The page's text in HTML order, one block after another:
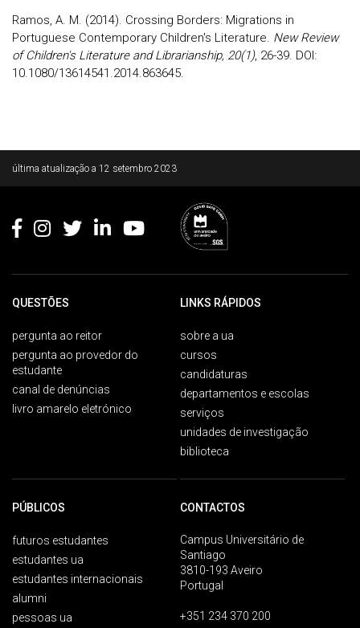
Ramos, A. M. (2014). Crossing Borders: Migrations in
Portuguese Contemporary Children's Literature. New Review
of Children's Literature and Librarianship, 20(1), 26-39. DOI:
10.1080/13614541.2014.863645.
última atualização a 12 setembro 2023
QUESTÕES
pergunta ao reitor
pergunta ao provedor do
estudante
canal de denúncias
livro amarelo eletrónico
LINKS RÁPIDOS
sobre a ua
cursos
candidaturas
departamentos e escolas
serviços
unidades de investigação
biblioteca
PÚBLICOS
futuros estudantes
estudantes ua
estudantes internacionais
alumni
pessoas ua
CONTACTOS
Campus Universitário de
Santiago
3810-193 Aveiro
Portugal
+351 234 370 200